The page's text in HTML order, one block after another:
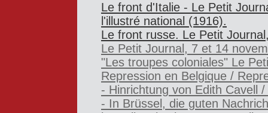
Le front d'Italie - Le Petit
l'illustré national (1916).
Le front russe. Le Petit
Le Petit Journal, 7 et 14
"Les troupes coloniales" Le
Repression en Belgique /
- Hinrichtung von Edith Cavell
- In Brüssel, die guten